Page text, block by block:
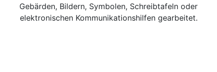
Gebärden, Bildern, Symbolen, Schreibtafeln oder
elektronischen Kommunikationshilfen gearbeitet.